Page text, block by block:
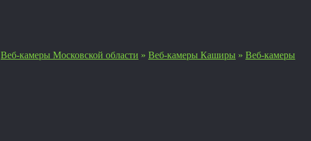
Веб-камеры Московской области » Веб-камеры Каширы » Веб-камеры